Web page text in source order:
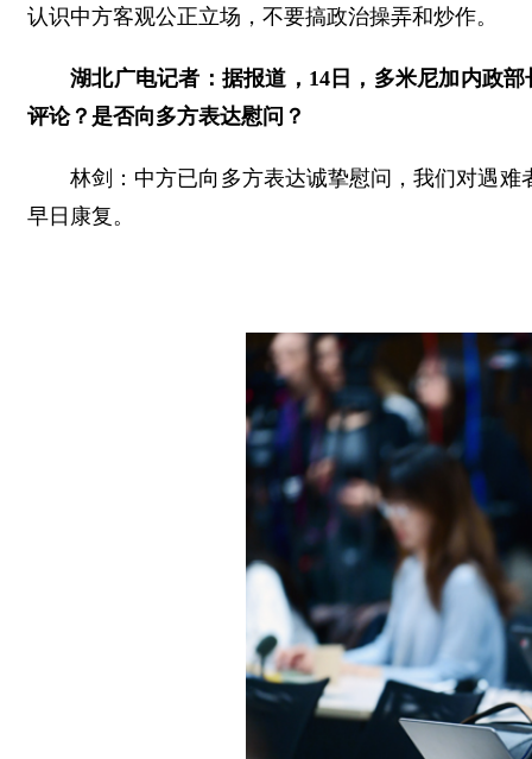
认识中方客观公正立场，不要搞政治操弄和炒作。
湖北广电记者：据报道，14日，多米尼加内政
评论？是否向多方表达慰问？
林剑：中方已向多方表达诚挚慰问，我们对遇
早日康复。